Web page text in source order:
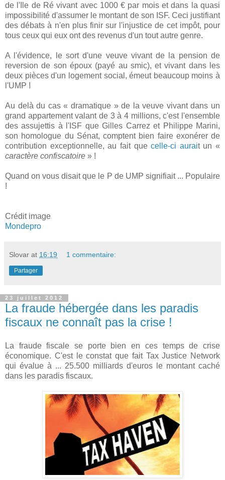
de l'Ile de Ré vivant avec 1000 € par mois et dans la quasi
impossibilité d'assumer le montant de son ISF. Ceci justifiant
des débats à n'en plus finir sur l'injustice de cet impôt, pour
tous ceux qui eux ont des revenus d'un tout autre genre.
A l'évidence, le sort d'une veuve vivant de la pension de
reversion de son époux (payé au smic), et vivant dans les
deux pièces d'un logement social, émeut beaucoup moins à
l'UMP !
Au delà du cas « dramatique » de la veuve vivant dans un
grand appartement valant de 3 à 4 millions, c'est l'ensemble
des assujettis à l'ISF que Gilles Carrez et Philippe Marini,
son homologue du Sénat, comptent bien faire exonérer de
contribution exceptionnelle, au fait quecelle-ci aurait un «
caractère confiscatoire » !
Quand on vous disait que le P de UMP signifiait ... Populaire
!
Crédit image
Mondepro
Slovar at 16:19 1 commentaire:
Partager
23 juillet 2012
La fraude hébergée dans les paradis
fiscaux ne connaît pas la crise !
La fraude fiscale se porte bien en ces temps de crise
économique. C'est le constat que fait Tax Justice Network
qui évalue à ... 25.500 milliards d'euros le montant caché
dans les paradis fiscaux.